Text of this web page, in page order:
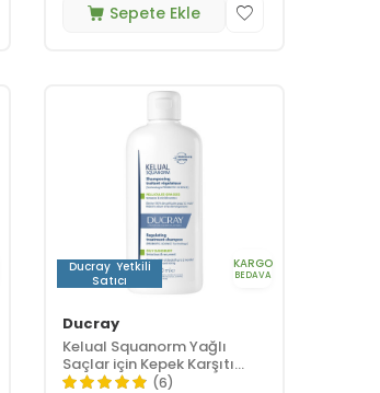
Sepete Ekle
Ducray Yetkili
Satıcı
KARGO
BEDAVA
Ducray
Kelual Squanorm Yağlı
Saçlar için Kepek Karşıtı
Şampuan 400 ml
(6)